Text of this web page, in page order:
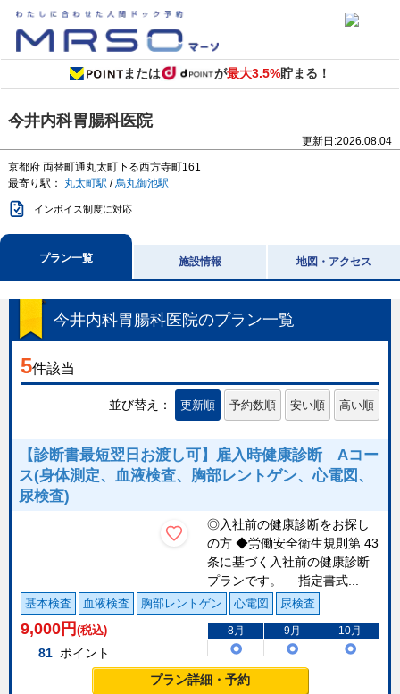
または が最大3.5%貯まる！
今井内科胃腸科医院
更新日:2026.08.04
京都府 両替町通丸太町下る西方寺町161
最寄り駅： 丸太町駅 /烏丸御池駅
インボイス制度に対応
プラン一覧 施設情報 地図・アクセス
今井内科胃腸科医院のプラン一覧
5件該当
並び替え： 更新順 予約数順 安い順 高い順
【診断書最短翌日お渡し可】雇入時健康診断 Aコー
ス(身体測定、血液検査、胸部レントゲン、心電図、
尿検査)
◎入社前の健康診断をお探し
の方 ◆労働安全衛生規則第 43
条に基づく入社前の健康診断
プランです。 指定書式...
基本検査 血液検査 胸部レントゲン 心電図 尿検査
9,000 円 (税込)
81 ポイント
8月 9月 10月
プラン詳細・予約